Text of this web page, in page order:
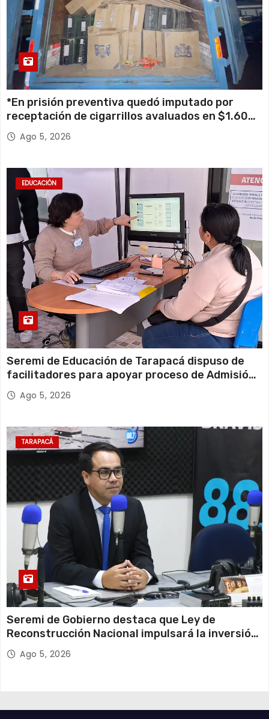
*En prisión preventiva quedó imputado por
receptación de cigarrillos avaluados en $1.600
millones*
Ago 5, 2026
EDUCACIÓN
Seremi de Educación de Tarapacá dispuso de
facilitadores para apoyar proceso de Admisión
Escolar 2027
Ago 5, 2026
TARAPACÁ
Seremi de Gobierno destaca que Ley de
Reconstrucción Nacional impulsará la inversión
y el empleo en Tarapacá
Ago 5, 2026